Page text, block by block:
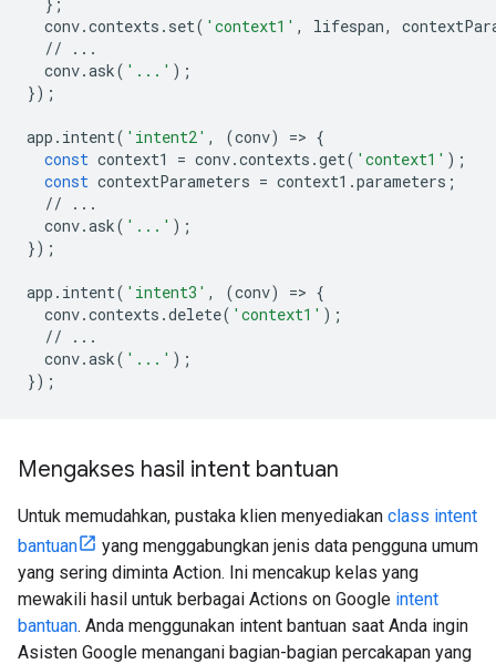
conv.contexts . set( 'context1' , lifespan,
//
...
conv.ask( '...' );
});
app . intent( 'intent2' , (conv) => {
const context1 = conv.contexts .get( 'context1' );
const contextParameters = context1 .parameters ;
//
...
conv.ask( '...' );
});
app . intent( 'intent3' , (conv) => {
conv.contexts .delete( 'context1' );
//
...
conv.ask( '...' );
});
Mengakses hasil intent bantuan
Untuk memudahkan, pustaka klien menyediakan class intent
bantuan
yang menggabungkan jenis data pengguna umum
yang sering diminta Action. Ini mencakup kelas yang
mewakili hasil untuk berbagai Actions on Google intent
bantuan. Anda menggunakan intent bantuan saat Anda ingin
Asisten Google menangani bagian-bagian percakapan yang